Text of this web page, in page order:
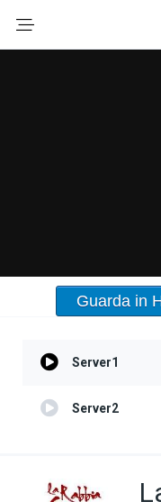
Guarda in
Server1
Server2